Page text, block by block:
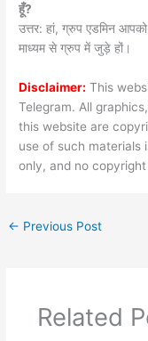
हूँ?
उत्तर: हां, ग्रुप एडमिन
माध्यम से ग्रुप में जुड़े हों।
Disclaimer: This
Telegram. All
this website are
use of such materials
only, and no
← Previous Post
Related